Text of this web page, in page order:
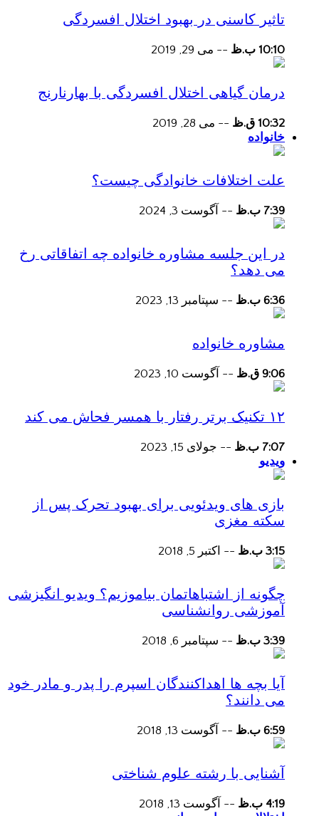
تاثیر کاسنی در بهبود اختلال افسردگی
10:10 ب.ظ -- می 29, 2019
درمان گیاهی اختلال افسردگی با بهارنارنج
10:32 ق.ظ -- می 28, 2019
خانواده
علت اختلافات خانوادگی چیست؟
7:39 ب.ظ -- آگوست 3, 2024
در این جلسه مشاوره خانواده چه اتفاقاتی رخ
می دهد؟
6:36 ب.ظ -- سپتامبر 13, 2023
مشاوره خانواده
9:06 ق.ظ -- آگوست 10, 2023
۱۲ تکنیک برتر رفتار با همسر فحاش می کند
7:07 ب.ظ -- جولای 15, 2023
ویدیو
بازی های ویدئویی برای بهبود تحرک پس از
سکته مغزی
3:15 ب.ظ -- اکتبر 5, 2018
چگونه از اشتباهاتمان بیاموزیم؟ ویدیو انگیزشی
آموزشی روانشناسی
3:39 ب.ظ -- سپتامبر 6, 2018
آیا بچه ها اهداکنندگان اسپرم را پدر و مادر خود
می دانند؟
6:59 ب.ظ -- آگوست 13, 2018
آشنایی با رشته علوم شناختی
4:19 ب.ظ -- آگوست 13, 2018